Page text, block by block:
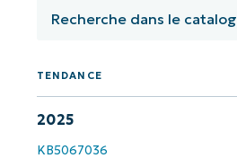
TENDANCE
2025
KB5067036
Commencez avec les
pilotées par l'IA de